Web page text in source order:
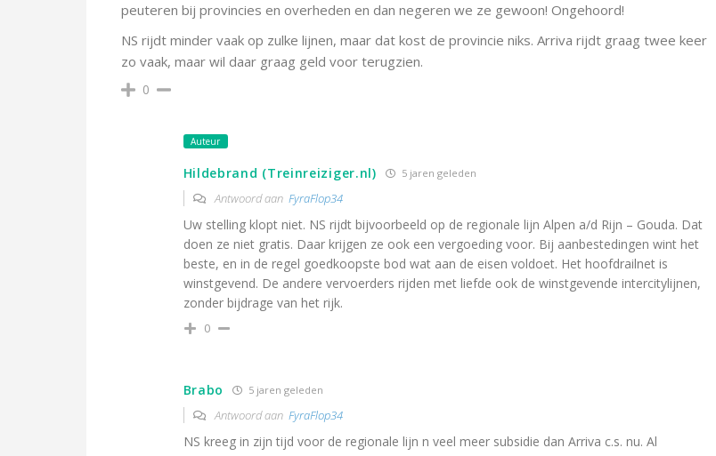
peuteren bij provincies en overheden en dan negeren we ze gewoon! Ongehoord!
NS rijdt minder vaak op zulke lijnen, maar dat kost de provincie niks. Arriva rijdt graag twee keer
zo vaak, maar wil daar graag geld voor terugzien.
0
Auteur
Hildebrand (Treinreiziger.nl) 5 jaren geleden
Antwoord aan FyraFlop34
Uw stelling klopt niet. NS rijdt bijvoorbeeld op de regionale lijn Alpen a/d Rijn – Gouda. Dat
doen ze niet gratis. Daar krijgen ze ook een vergoeding voor. Bij aanbestedingen wint het
beste, en in de regel goedkoopste bod wat aan de eisen voldoet. Het hoofdrailnet is
winstgevend. De andere vervoerders rijden met liefde ook de winstgevende intercitylijnen,
zonder bijdrage van het rijk.
0
Brabo 5 jaren geleden
Antwoord aan FyraFlop34
NS kreeg in zijn tijd voor de regionale lijn n veel meer subsidie dan Arriva c.s. nu. Al